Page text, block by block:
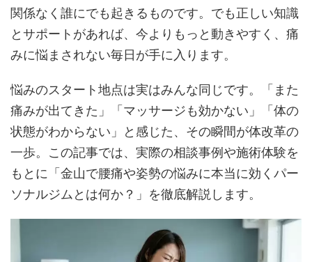
関係なく誰にでも起きるものです。でも正しい知識
とサポートがあれば、今よりもっと動きやすく、痛
みに悩まされない毎日が手に入ります。
悩みのスタート地点は実はみんな同じです。「また
痛みが出てきた」「マッサージも効かない」「体の
状態がわからない」と感じた、その瞬間が体改革の
一歩。この記事では、実際の相談事例や施術体験を
もとに「金山で腰痛や姿勢の悩みに本当に効くパー
ソナルジムとは何か？」を徹底解説します。